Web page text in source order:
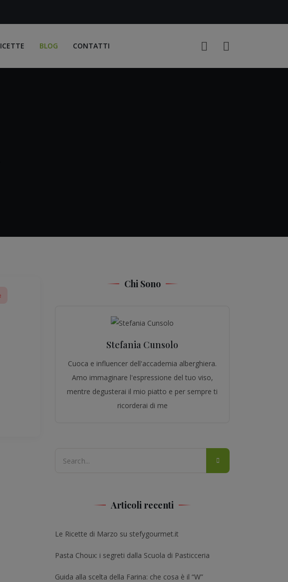
BLOG CONTATTI
Chi Sono
Stefania Cunsolo
Cuoca e influencer dell'accademia alberghiera.
Amo immaginare l'espressione del tuo viso,
mentre degusterai il mio piatto e per sempre ti
ricorderai di me
Articoli recenti
Le Ricette di Marzo su stefygourmet.it
Pasta Choux: i segreti dalla Scuola di Pasticceria
Guida alla scelta della Farina: che cosa è il “W”